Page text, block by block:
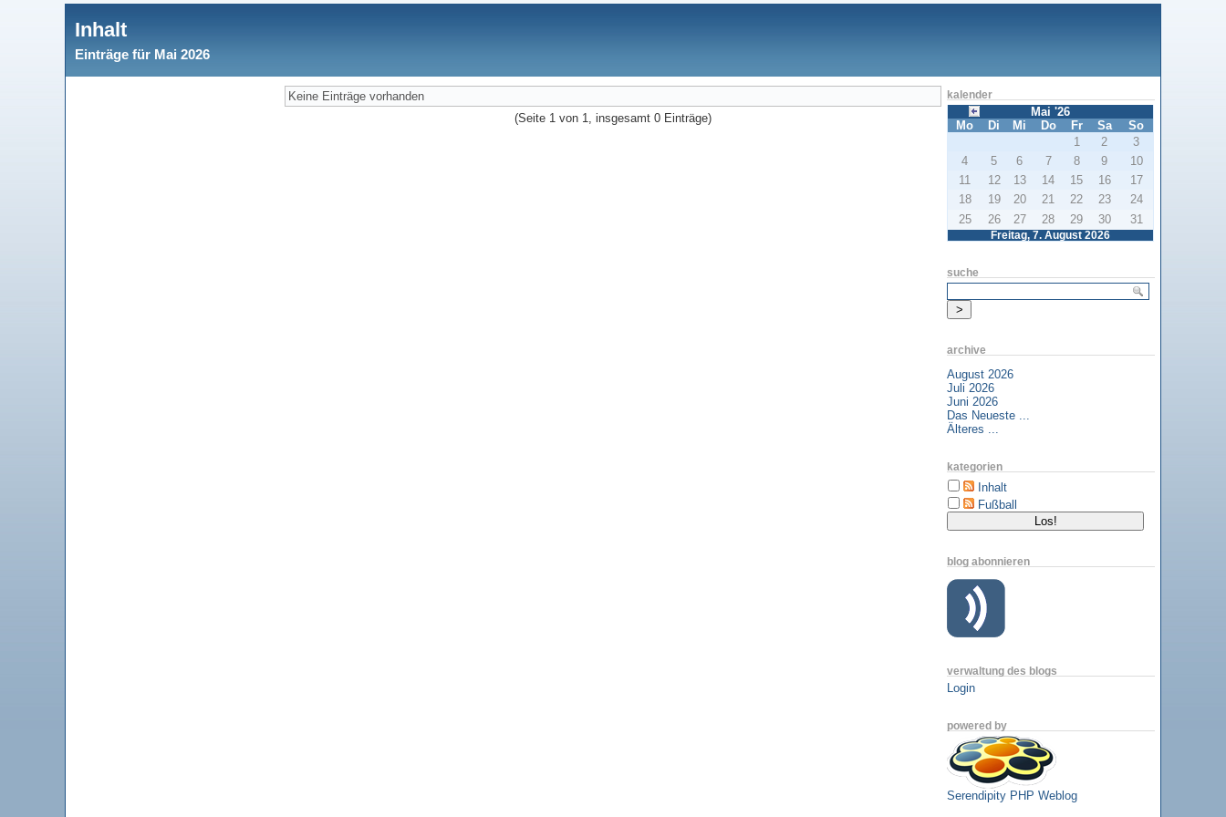
Inhalt
Einträge für Mai 2026
Keine Einträge vorhanden
(Seite 1 von 1, insgesamt 0 Einträge)
kalender
Mai '26
Mo
Di Mi Do Fr Sa So
Freitag, 7. August 2026
1 2
3
4
5 6 7 8 9
10
11
12 13 14 15 16
17
18
19 20 21 22 23
24
25
26 27 28 29 30 31
suche
archive
August 2026
Juli 2026
Juni 2026
Das Neueste ...
Älteres ...
kategorien
Inhalt
Fußball
blog abonnieren
verwaltung des blogs
Login
powered by
Serendipity PHP Weblog